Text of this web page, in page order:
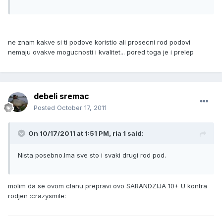
ne znam kakve si ti podove koristio ali prosecni rod podovi
nemaju ovakve mogucnosti i kvalitet... pored toga je i prelep
debeli sremac
Posted October 17, 2011
On 10/17/2011 at 1:51 PM, ria 1 said:
Nista posebno.Ima sve sto i svaki drugi rod pod.
molim da se ovom clanu prepravi ovo SARANDZIJA 10+ U kontra
rodjen :crazysmile: